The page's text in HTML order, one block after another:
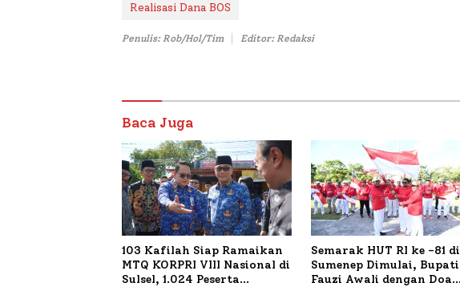
Realisasi Dana BOS
Penulis: Rob/Hol/Tim Editor: Redaksi
Baca Juga
103 Kafilah Siap Ramaikan
MTQ KORPRI VIII Nasional di
Sulsel, 1.024 Peserta
Semarak HUT RI ke -81 di
Sumenep Dimulai, Bupati
Fauzi Awali dengan Doa